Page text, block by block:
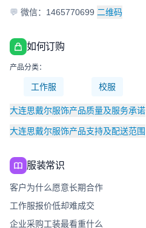
💬 微信：1465770699 二维码
如何订购
产品分类：
工作服 校服
大连思戴尔服饰产品质量及服务承诺
大连思戴尔服饰产品支持及配送范围
服装常识
客户为什么愿意长期合作
工作服报价低却难成交
企业采购工装最看重什么